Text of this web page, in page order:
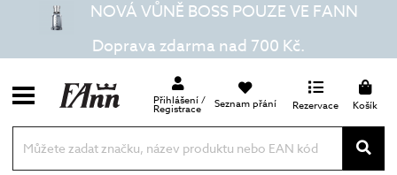
NOVÁ VŮNĚ BOSS POUZE VE FANN
Doprava zdarma nad 700 Kč.
Přihlášení /
Registrace Seznam přání Rezervace Košík